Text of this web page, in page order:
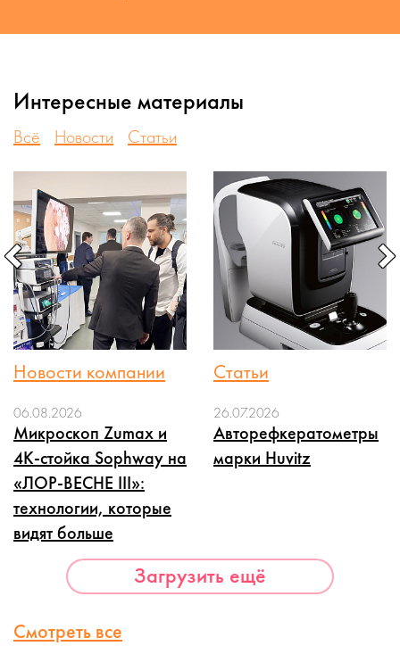
Интересные материалы
Всё Новости Статьи
Новости компании
06.08.2026
Микроскоп Zumax и
4K-стойка Sophway на
«ЛОР-ВЕСНЕ III»:
технологии, которые
видят больше
Статьи
26.07.2026
Авторефкератометры
марки Huvitz
Загрузить ещё
Смотреть все